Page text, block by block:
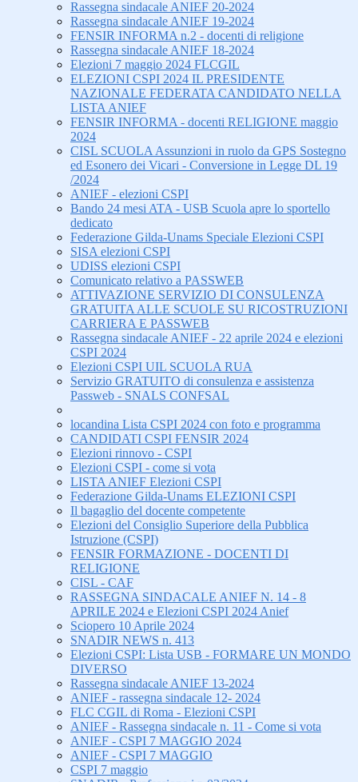
Rassegna sindacale ANIEF 20-2024
Rassegna sindacale ANIEF 19-2024
FENSIR INFORMA n.2 - docenti di religione
Rassegna sindacale ANIEF 18-2024
Elezioni 7 maggio 2024 FLCGIL
ELEZIONI CSPI 2024 IL PRESIDENTE
NAZIONALE FEDERATA CANDIDATO NELLA
LISTA ANIEF
FENSIR INFORMA - docenti RELIGIONE maggio
2024
CISL SCUOLA Assunzioni in ruolo da GPS Sostegno
ed Esonero dei Vicari - Conversione in Legge DL 19
/2024
ANIEF - elezioni CSPI
Bando 24 mesi ATA - USB Scuola apre lo sportello
dedicato
Federazione Gilda-Unams Speciale Elezioni CSPI
SISA elezioni CSPI
UDISS elezioni CSPI
Comunicato relativo a PASSWEB
ATTIVAZIONE SERVIZIO DI CONSULENZA
GRATUITA ALLE SCUOLE SU RICOSTRUZIONI
CARRIERA E PASSWEB
Rassegna sindacale ANIEF - 22 aprile 2024 e elezioni
CSPI 2024
Elezioni CSPI UIL SCUOLA RUA
Servizio GRATUITO di consulenza e assistenza
Passweb - SNALS CONFSAL
locandina Lista CSPI 2024 con foto e programma
CANDIDATI CSPI FENSIR 2024
Elezioni rinnovo - CSPI
Elezioni CSPI - come si vota
LISTA ANIEF Elezioni CSPI
Federazione Gilda-Unams ELEZIONI CSPI
Il bagaglio del docente competente
Elezioni del Consiglio Superiore della Pubblica
Istruzione (CSPI)
FENSIR FORMAZIONE - DOCENTI DI
RELIGIONE
CISL - CAF
RASSEGNA SINDACALE ANIEF N. 14 - 8
APRILE 2024 e Elezioni CSPI 2024 Anief
Sciopero 10 Aprile 2024
SNADIR NEWS n. 413
Elezioni CSPI: Lista USB - FORMARE UN MONDO
DIVERSO
Rassegna sindacale ANIEF 13-2024
ANIEF - rassegna sindacale 12- 2024
FLC CGIL di Roma - Elezioni CSPI
ANIEF - Rassegna sindacale n. 11 - Come si vota
ANIEF - CSPI 7 MAGGIO 2024
ANIEF - CSPI 7 MAGGIO
CSPI 7 maggio